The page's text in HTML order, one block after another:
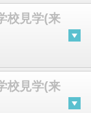
校見学(来
校見学(来